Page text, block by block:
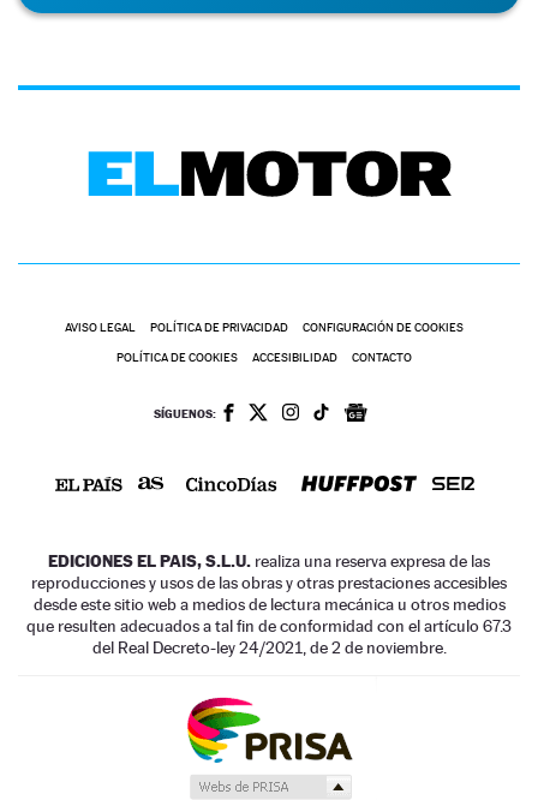
AVISO LEGAL POLÍTICA DE PRIVACIDAD CONFIGURACIÓN DE COOKIES
POLÍTICA DE COOKIES ACCESIBILIDAD CONTACTO
SÍGUENOS:
EDICIONES EL PAIS, S.L.U. realiza una reserva expresa de las
reproducciones y usos de las obras y otras prestaciones accesibles
desde este sitio web a medios de lectura mecánica u otros medios
que resulten adecuados a tal fin de conformidad con el artículo 67.3
del Real Decreto-ley 24/2021, de 2 de noviembre.